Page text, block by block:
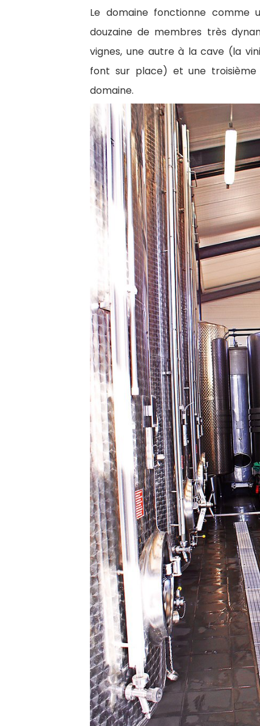
Le domaine fonctionne comme
douzaine de membres très
vignes, une autre à la cave (la
font sur place) et une
domaine.